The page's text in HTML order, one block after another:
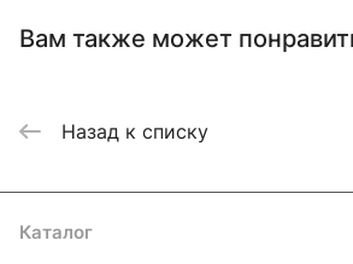
Вам также может
Назад к списку
Каталог